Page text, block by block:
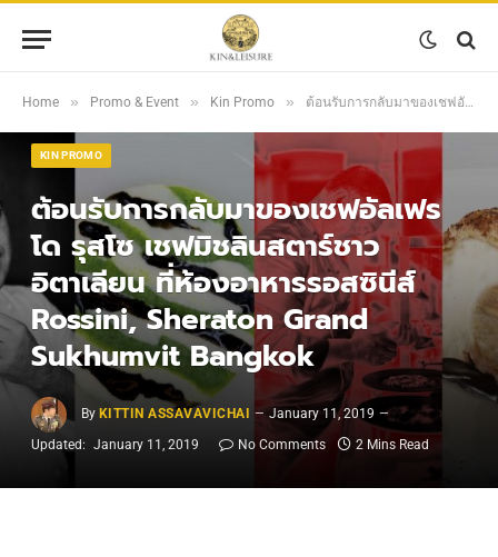
Home » Promo & Event » Kin Promo » ต้อนรับการกลับมาของเชฟอัลเฟรโด รุสโซ เชฟมิชลินสตาร์ชาวอิตาเลียน ที่ห้องอาหารรอสซินีส์ Rossini, Sheraton Grand Sukhumvit Bangkok
KIN PROMO
ต้อนรับการกลับมาของเชฟอัลเฟร
โด รุสโซ เชฟมิชลินสตาร์ชาว
อิตาเลียน ที่ห้องอาหารรอสซินีส์
Rossini, Sheraton Grand
Sukhumvit Bangkok
By KITTIN ASSAVAVICHAI
January 11, 2019
Updated: January 11, 2019 No Comments 2 Mins Read